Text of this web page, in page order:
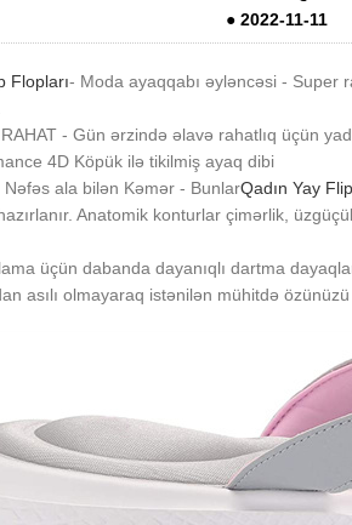
●2022-11-11
Flopları- Moda ayaqqabı əyləncəsi - Super
- Gün ərzində əlavə rahatlıq üçün
4D Köpük ilə tikilmiş ayaq dibi
Nəfəs ala bilən Kəmər - BunlarQadın Yay
Anatomik konturlar çimərlik,
üçün dabanda dayanıqlı dartma
asılı olmayaraq istənilən mühitdə